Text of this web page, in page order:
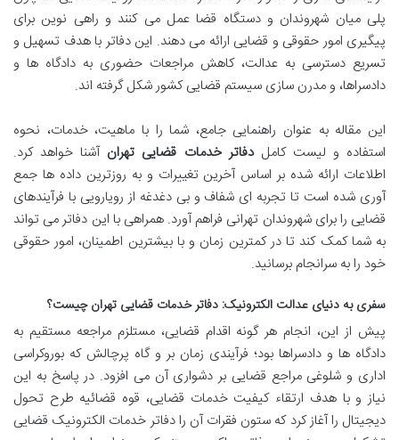
پلی میان شهروندان و دستگاه قضا عمل می کنند و راهی نوین برای
پیگیری امور حقوقی و قضایی ارائه می دهند. این دفاتر با هدف تسهیل و
تسریع دسترسی به عدالت، کاهش مراجعات حضوری به دادگاه ها و
دادسراها، و مدرن سازی سیستم قضایی کشور شکل گرفته اند.
این مقاله به عنوان راهنمایی جامع، شما را با ماهیت، خدمات، نحوه
استفاده و لیست کاملدفاتر خدمات قضایی تهران آشنا خواهد کرد.
اطلاعات ارائه شده بر اساس آخرین تغییرات و به روزترین داده ها جمع
آوری شده است تا تجربه ای شفاف و بی دغدغه از رویارویی با فرآیندهای
قضایی را برای شهروندان تهرانی فراهم آورد. همراهی با این دفاتر می تواند
به شما کمک کند تا در کمترین زمان و با بیشترین اطمینان، امور حقوقی
خود را به سرانجام برسانید.
سفری به دنیای عدالت الکترونیک: دفاتر خدمات قضایی تهران چیست؟
پیش از این، انجام هر گونه اقدام قضایی، مستلزم مراجعه مستقیم به
دادگاه ها و دادسراها بود؛ فرآیندی زمان بر و گاه پرچالش که بوروکراسی
اداری و شلوغی مراجع قضایی بر دشواری آن می افزود. در پاسخ به این
نیاز و با هدف ارتقاء کیفیت خدمات قضایی، قوه قضائیه طرح تحول
دیجیتال را آغاز کرد که ستون فقرات آن را دفاتر خدمات الکترونیک قضایی